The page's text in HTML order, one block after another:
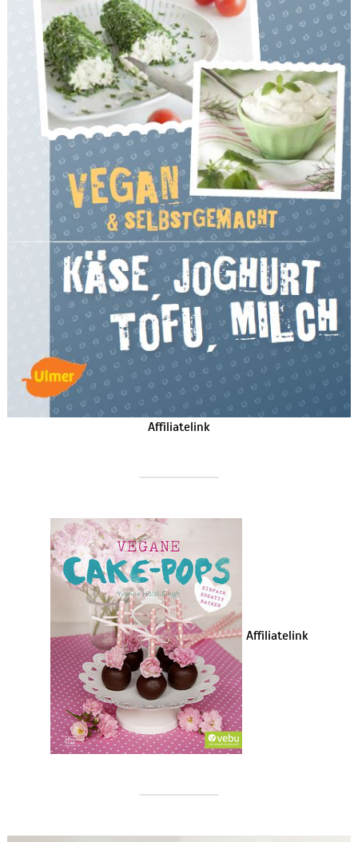
Affiliatelink
Affiliatelink